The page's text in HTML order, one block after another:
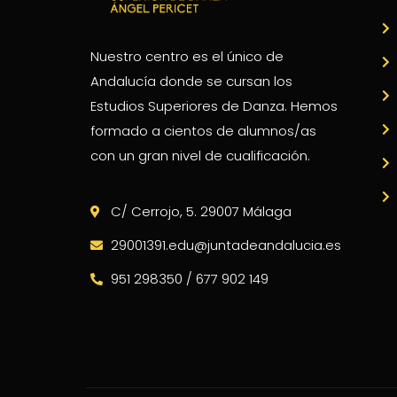
Nuestro centro es el único de
Andalucía donde se cursan los
Estudios Superiores de Danza. Hemos
formado a cientos de alumnos/as
con un gran nivel de cualificación.
C/ Cerrojo, 5. 29007 Málaga
29001391.edu@juntadeandalucia.es
951 298350 / 677 902 149